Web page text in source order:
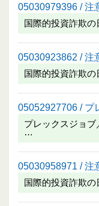
05030979396 / 注
国際的投資詐欺
05030923862 / 注
国際的投資詐欺
05052927706 / プ
プレックスジョブ
…
05030958971 / 注
国際的投資詐欺